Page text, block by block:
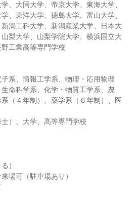
、大同大学、帝京大学、東海大学、
、東洋大学、徳島大学、富山大学、
潟工科大学、新潟産業大学、日本大
梨大学、山梨学院大学、横浜国立大
工業高等専門学校
系、情報工学系、物理・応用物理
命科学系、化学・物質工学系、農
（４年制）、薬学系（６年制）、医
）、大学、高等専門学校
）
場可（駐車場あり）